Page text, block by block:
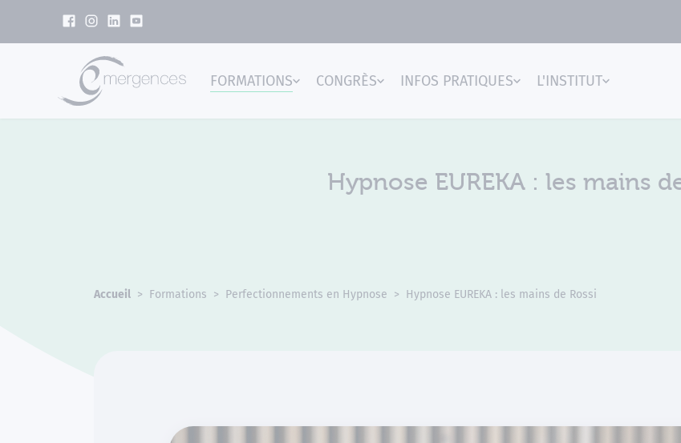
FORMATIONS CONGRÈS INFOS PRATIQUES L'INSTITUT
Hypnose EUREKA : les mains
Accueil Formations Perfectionnements en Hypnose Hypnose EUREKA : les mains de Rossi